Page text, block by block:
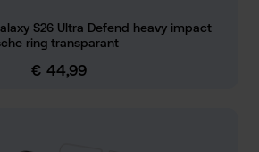
S26 Ultra Defend heavy impact
ring transparant
Normale prijs:
€ 44,99